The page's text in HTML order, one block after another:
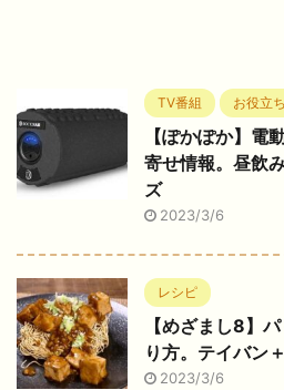
TV番組 お役立
【ぽかぽか】電
寄せ情報。昼飲
ズ
2023/3/6
レシピ
【めざまし8】
り方。テイバン
2023/3/6